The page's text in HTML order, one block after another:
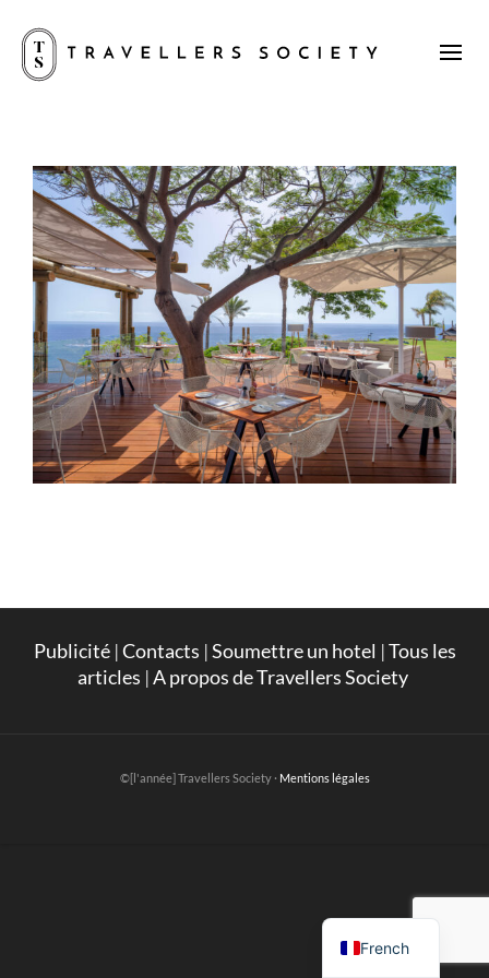
Publicité|Contacts |Soumettre un hotel |Tous les
articles |A propos de Travellers Society
©[l'année] Travellers Society · Mentions légales
French